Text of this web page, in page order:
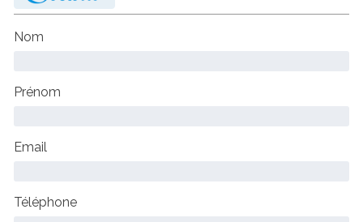
Nom
Prénom
Email
Téléphone